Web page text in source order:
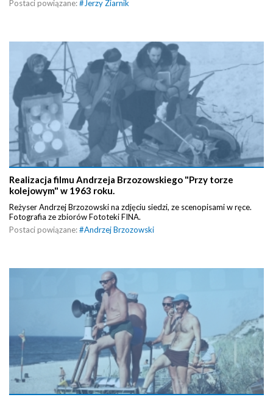
Postaci powiązane:#Jerzy Ziarnik
Realizacja filmu Andrzeja Brzozowskiego "Przy torze
kolejowym" w 1963 roku.
Reżyser Andrzej Brzozowski na zdjęciu siedzi, ze scenopisami w ręce.
Fotografia ze zbiorów Fototeki FINA.
Postaci powiązane:#Andrzej Brzozowski